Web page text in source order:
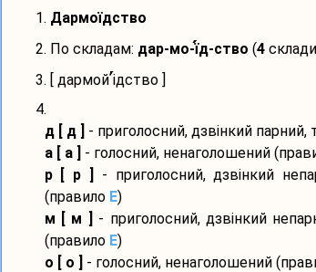
1. Дармоїдство
2. По складам: дар-мо-їд-ство (4
3. [ дармой’ідство ]
4.
д [ д ]
- приголосний, дзвінкий
а [ а ]
- голосний, ненаголошений
р [ р ]
- приголосний, дзвінкий
(правило E)
м [ м ]
- приголосний, дзвінкий
(правило E)
о [ о ]
- голосний, ненаголошений